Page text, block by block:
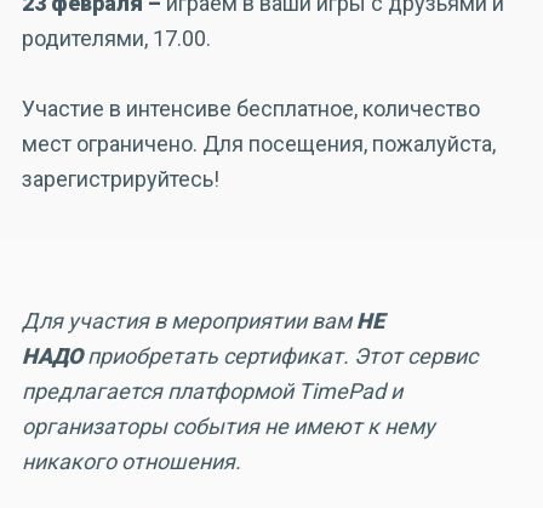
родителями, 17.00.
Участие в интенсиве бесплатное, количество
мест ограничено. Для посещения, пожалуйста,
зарегистрируйтесь!
Для участия в мероприятии вамНЕ
НАДОприобретать сертификат. Этот сервис
предлагается платформой TimePad и
организаторы события не имеют к нему
никакого отношения.